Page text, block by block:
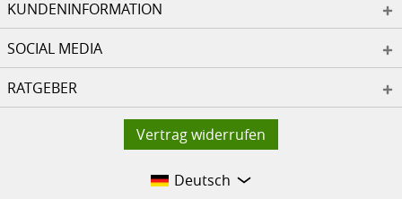
KUNDENINFORMATION
SOCIAL MEDIA
RATGEBER
Vertrag widerrufen
Deutsch